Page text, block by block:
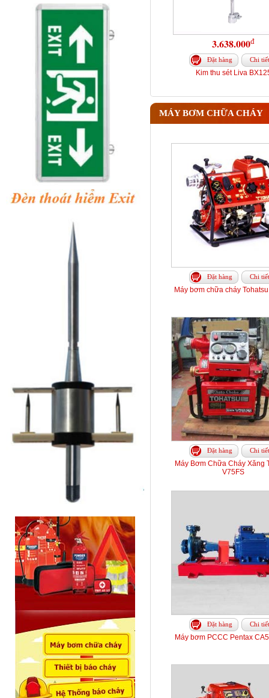
3.638.000đ
Đặt hàng Chi tiết
Kim thu sét Liva
MÁY BƠM CHỮA CHÁY
Đặt hàng Chi tiết
Máy bơm chữa cháy
Đặt hàng Chi tiết
Máy Bơm Chữa Cháy Xăng
V75FS
Đặt hàng Chi tiết
Máy bơm PCCC Pentax